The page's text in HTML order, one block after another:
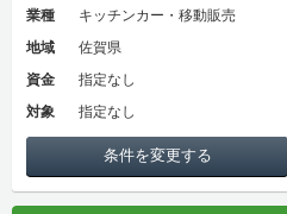
業種
キッチンカー・移動販売
地域
佐賀県
資金
指定なし
対象
指定なし
条件を変更する